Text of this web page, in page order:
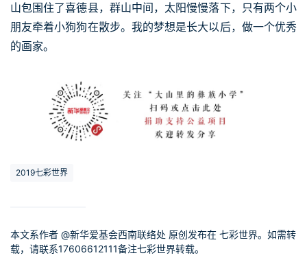
山包围住了喜德县，群山中间，太阳慢慢落下，只有两个小
朋友牵着小狗狗在散步。我的梦想是长大以后，做一个优秀
的画家。
2019七彩世界
本文系作者 @新华爱基会西南联络处 原创发布在 七彩世界。如需转
载，请联系17606612111备注七彩世界转载。